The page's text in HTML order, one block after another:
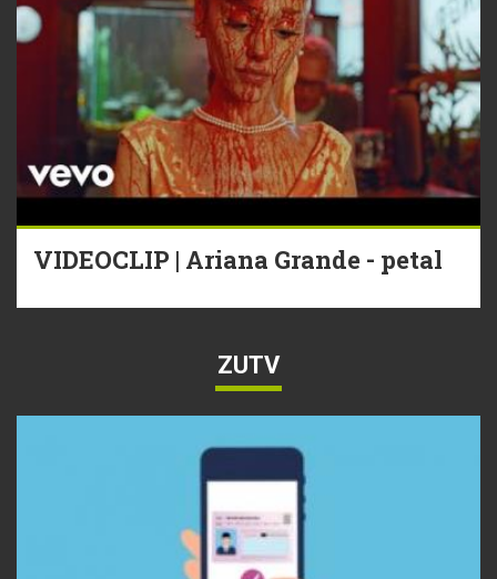
VIDEOCLIP | Ariana Grande - petal
ZUTV